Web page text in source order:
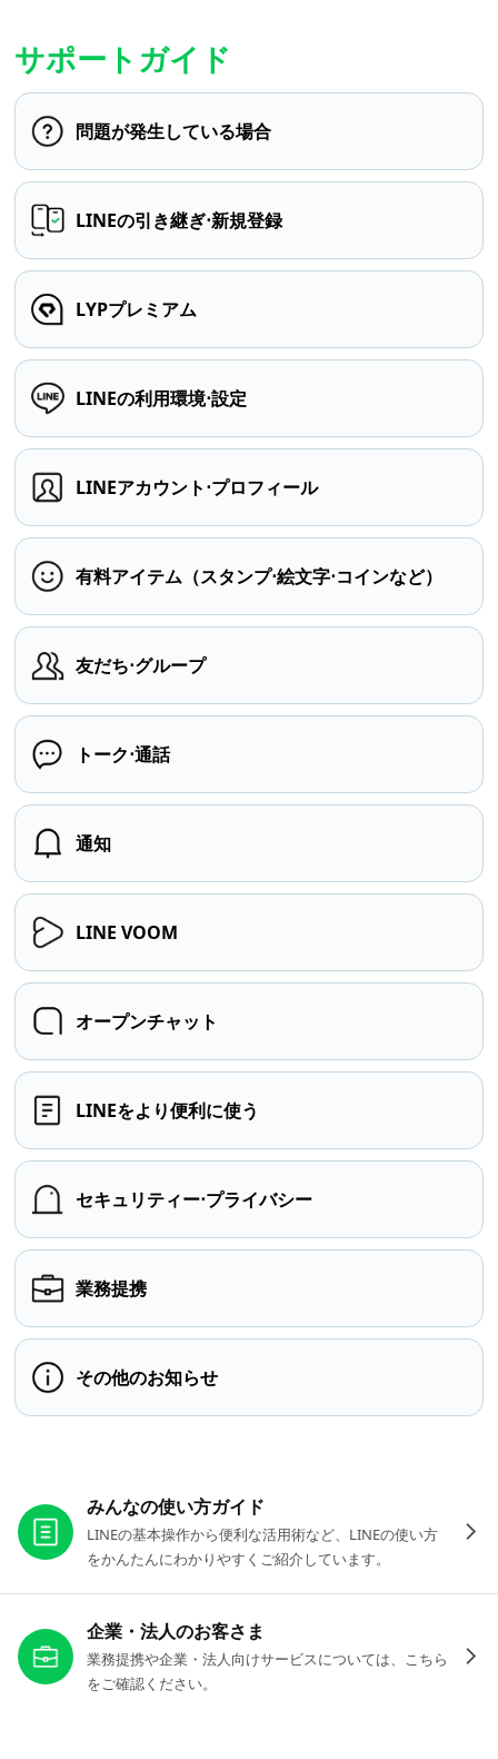
サポートガイド
問題が発生している場合
LINEの引き継ぎ⋅新規登録
LYPプレミアム
LINEの利用環境⋅設定
LINEアカウント⋅プロフィール
有料アイテム（スタンプ⋅絵文字⋅コインなど）
友だち⋅グループ
トーク⋅通話
通知
LINE VOOM
オープンチャット
LINEをより便利に使う
セキュリティー⋅プライバシー
業務提携
その他のお知らせ
みんなの使い方ガイド
LINEの基本操作から便利な活用術など、LINEの使い方
をかんたんにわかりやすくご紹介しています。
企業・法人のお客さま
業務提携や企業・法人向けサービスについては、こちら
をご確認ください。